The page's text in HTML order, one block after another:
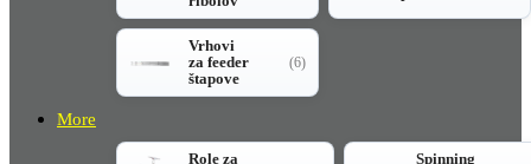
Vrhovi
za feeder
štapove
(6)
More
Role za
Spinning